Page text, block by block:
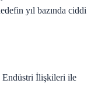
yıl bazında ciddi
Endüstri İlişkileri ile